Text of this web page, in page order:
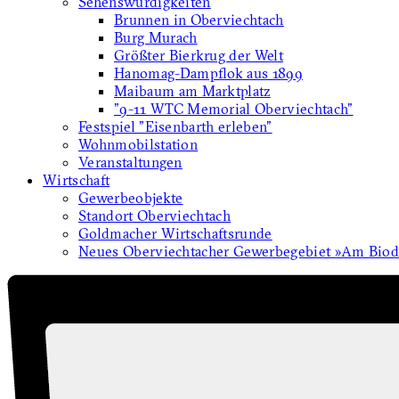
Brunnen in Oberviechtach
Burg Murach
Größter Bierkrug der Welt
Hanomag-Dampflok aus 1899
Maibaum am Marktplatz
"9-11 WTC Memorial Oberviechtach"
Festspiel "Eisenbarth erleben"
Wohnmobilstation
Veranstaltungen
Wirtschaft
Gewerbeobjekte
Standort Oberviechtach
Goldmacher Wirtschaftsrunde
Neues Oberviechtacher Gewerbegebiet »Am